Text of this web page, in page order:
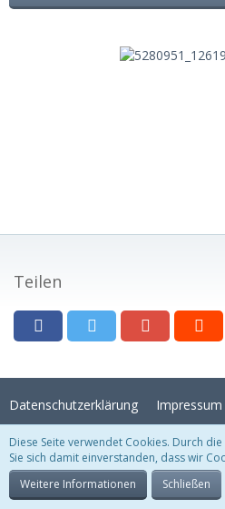
Teilen
Datenschutzerklärung Impressum
Stil:Crystal Temptation ,
Community-Software:
Diese Seite verwendet Cookies. Durch
Sie sich damit einverstanden, dass wir
Weitere Informationen
Schließen